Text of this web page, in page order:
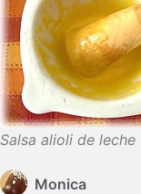
Salsa alioli de leche
Monica